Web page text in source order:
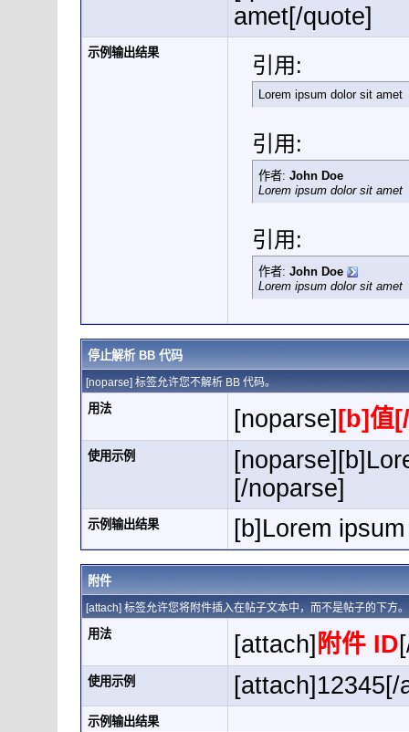
amet[/quote]
示例输出结果
引用:
Lorem ipsum dolor sit amet
引用:
作者: John Doe
Lorem ipsum dolor sit amet
引用:
作者: John Doe
Lorem ipsum dolor sit amet
停止解析 BB 代码
[noparse] 标签允许您不解析 BB 代码。
用法 [noparse] [b]值
使用示例
[/noparse]
示例输出结果 [b]Lorem
附件
[attach] 标签允许您将附件插入在帖子文本中，而不是帖子的下方
用法 [attach] 附件 ID
使用示例 [attach]12345[/
示例输出结果